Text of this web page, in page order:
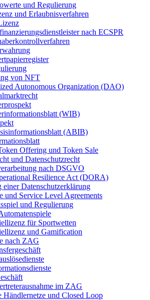
und Regulierung
und Erlaubnisverfahren
nach ECSPR
von NFT
Autonomous Organization (DAO)
(WIB)
(ABIB)
Offering und Token Sale
und Datenschutzrecht
nach DSGVO
Resilience Act (DORA)
einer Datenschutzerklärung
und Service Level Agreements
und Regulierung
für Sportwetten
und Gamification
nach ZAG
im ZAG
Händlernetze und Closed Loop